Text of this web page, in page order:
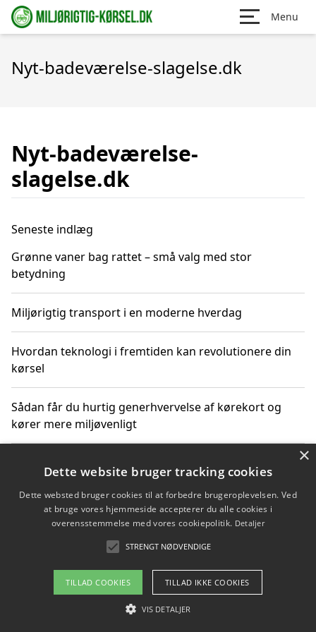
Menu
Nyt-badeværelse-slagelse.dk
Nyt-badeværelse-
slagelse.dk
Seneste indlæg
Grønne vaner bag rattet – små valg med stor
betydning
Miljørigtig transport i en moderne hverdag
Hvordan teknologi i fremtiden kan revolutionere din
kørsel
Sådan får du hurtig generhvervelse af kørekort og
kører mere miljøvenligt
Gentofte
Copyright 2026 - Pilanto Aps
×
Dette website bruger tracking cookies
Dette websted bruger cookies til at forbedre brugeroplevelsen. Ved
at bruge vores hjemmeside accepterer du alle cookies i
overensstemmelse med vores cookiepolitik. Detaljer
STRENGT NØDVENDIGE
TILLAD COOKIES TILLAD IKKE COOKIES
VIS DETALJER